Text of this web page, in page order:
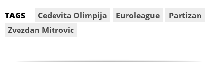
TAGS Cedevita Olimpija Euroleague
Partizan
Zvezdan Mitrovic